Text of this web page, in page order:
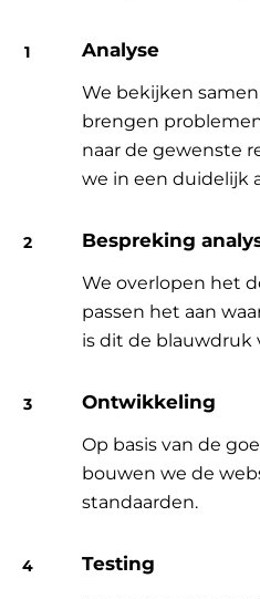
Analyse
We bekijken
brengen
naar de gewenste
we in een duidelijk
Bespreking
We overlopen het
passen het aan
is dit de blauwdruk
Ontwikkeling
Op basis van de
bouwen we de
standaarden.
Testing